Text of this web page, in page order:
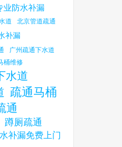
业防水补漏
道 北京管道疏通
补漏
广州疏通下水道
桶维修
水道
疏通马桶
通
蹲厕疏通
补漏免费上门